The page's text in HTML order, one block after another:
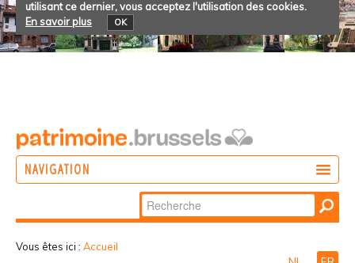
utilisant ce dernier, vous acceptez l'utilisation des cookies.
En savoir plus
OK
NAVIGATION
Chercher par
Recherche
Vous êtes ici : Accueil